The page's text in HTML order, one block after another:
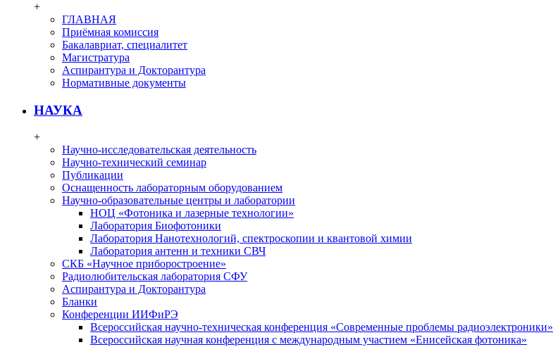
+
ГЛАВНАЯ
Приёмная комиссия
Бакалавриат, специалитет
Магистратура
Аспирантура и Докторантура
Нормативные документы
НАУКА
+
Научно-исследовательская деятельность
Научно-технический семинар
Публикации
Оснащенность лабораторным оборудованием
Научно-образовательные центры и лаборатории
НОЦ «Фотоника и лазерные технологии»
Лаборатория Биофотоники
Лаборатория Нанотехнологий, спектроскопии и квантовой химии
Лаборатория антенн и техники СВЧ
СКБ «Научное приборостроение»
Радиолюбительская лаборатория СФУ
Аспирантура и Докторантура
Бланки
Конференции ИИФиРЭ
Всероссийская научно-техническая конференция «Современные проблемы радиоэлектроники»
Всероссийская научная конференция с международным участием «Енисейская фотоника»